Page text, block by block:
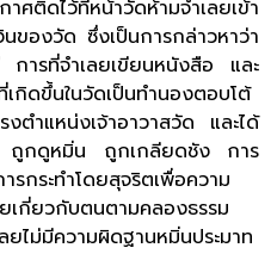
ติดไว้ที่หน้าวัดห้ามจำเลยเข้า
ของวัด ซึ่งเป็นการกล่าวหาว่า
การที่จำเลยเขียนหนังสือ และ
กิดขึ้นในวัดเป็นทำนองตอบโต้
ตำแหน่งเจ้าอาวาสวัด และได้
ง ถูกดูหมิ่น ถูกเกลียดชัง การ
รกระทำโดยสุจริตเพื่อความ
เกี่ยวกับตนตามคลองธรรม
ไม่มีความผิดฐานหมิ่นประมาท